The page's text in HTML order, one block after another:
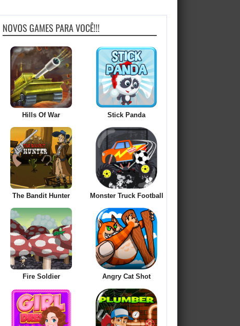
NOVOS GAMES PARA VOCÊ!!!
Hills Of War Stick Panda
The Bandit Hunter Monster Truck Football
Fire Soldier Angry Cat Shot